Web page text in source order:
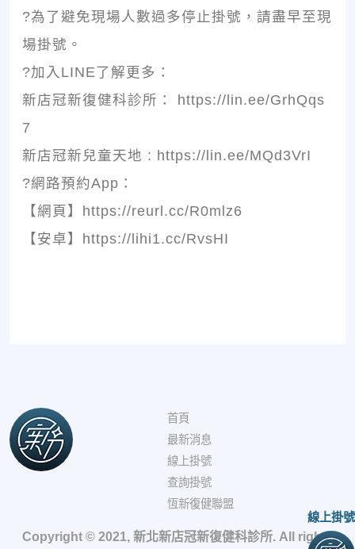
?為了避免現場人數過多停止掛號，請盡早至現
場掛號。
?加入LINE了解更多：
新店冠新復健科診所： https://lin.ee/GrhQqs
7
新店冠新兒童天地 : https://lin.ee/MQd3VrI
?網路預約App：
【網頁】https://reurl.cc/R0mlz6
【安卓】https://lihi1.cc/RvsHI
首頁
最新消息
線上掛號
查詢掛號
恆新復健聯盟
Copyright © 2021, 新北新店冠新復健科診所. All rights
線上掛號